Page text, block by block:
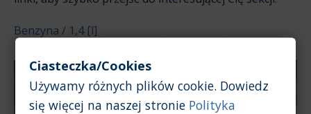
Benzyna / 1,4 [l]
Ciasteczka/Cookies
Używamy różnych plików cookie. Dowiedz
się więcej na naszej stronie Polityka